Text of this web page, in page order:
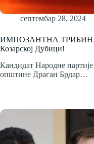
септембар 28, 2024
ИМПОЗАНТНА ТРИБИНА
Козарској Дубици!
Кандидат Народне
општине Драган Брдар…